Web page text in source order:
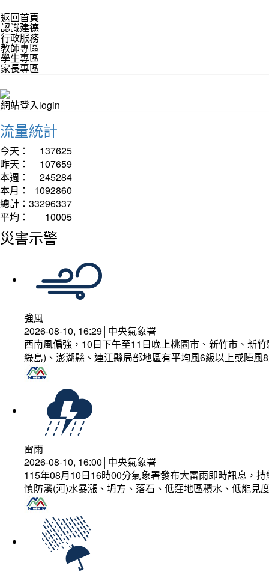
返回首頁
認識建德
行政服務
教師專區
學生專區
家長專區
網站登入login
流量統計
今天：
137625
昨天：
107659
本週：
245284
本月：
1092860
總計： 33296337
平均：
10005
災害示警
強風
2026-08-10, 16:29│中央氣象署
西南風偏強，10日下午至11日晚上桃園市、新竹市、新
綠島)、澎湖縣、連江縣局部地區有平均風6級以上或陣
雷雨
2026-08-10, 16:00│中央氣象署
115年08月10日16時00分氣象署發布大雷雨即時訊息，
慎防溪(河)水暴漲、坍方、落石、低窪地區積水、低能見